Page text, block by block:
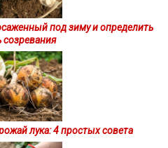
под зиму и определить
созревания
лука: 4 простых совета